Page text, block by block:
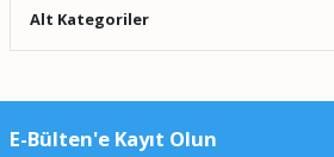
Alt Kategoriler
E-Bülten'e Kayıt Olun